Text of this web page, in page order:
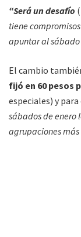
“Será un desafío
tiene
apuntar al sábado
El cambio
fijó en 60 pesos
especiales) y para
sábados de enero
agrupaciones más